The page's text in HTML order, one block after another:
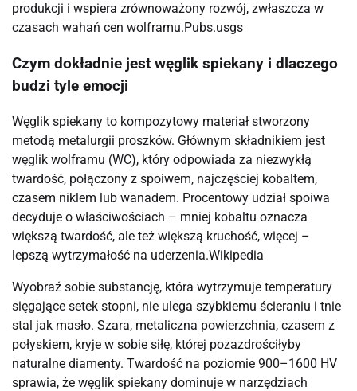
produkcji i wspiera zrównoważony rozwój, zwłaszcza w
czasach wahań cen wolframu.⁠Pubs.usgs
Czym dokładnie jest węglik spiekany i dlaczego
budzi tyle emocji
Węglik spiekany to kompozytowy materiał stworzony
metodą metalurgii proszków. Głównym składnikiem jest
węglik wolframu (WC), który odpowiada za niezwykłą
twardość, połączony z spoiwem, najczęściej kobaltem,
czasem niklem lub wanadem. Procentowy udział spoiwa
decyduje o właściwościach – mniej kobaltu oznacza
większą twardość, ale też większą kruchość, więcej –
lepszą wytrzymałość na uderzenia.⁠Wikipedia
Wyobraź sobie substancję, która wytrzymuje temperatury
sięgające setek stopni, nie ulega szybkiemu ścieraniu i tnie
stal jak masło. Szara, metaliczna powierzchnia, czasem z
połyskiem, kryje w sobie siłę, której pozazdrościłyby
naturalne diamenty. Twardość na poziomie 900–1600 HV
sprawia, że węglik spiekany dominuje w narzędziach